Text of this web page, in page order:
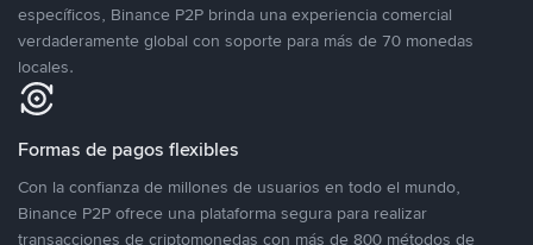
específicos, Binance P2P brinda una experiencia comercial
verdaderamente global con soporte para más de 70 monedas
locales.
Formas de pagos flexibles
Con la confianza de millones de usuarios en todo el mundo,
Binance P2P ofrece una plataforma segura para realizar
transacciones de criptomonedas con más de 800 métodos de